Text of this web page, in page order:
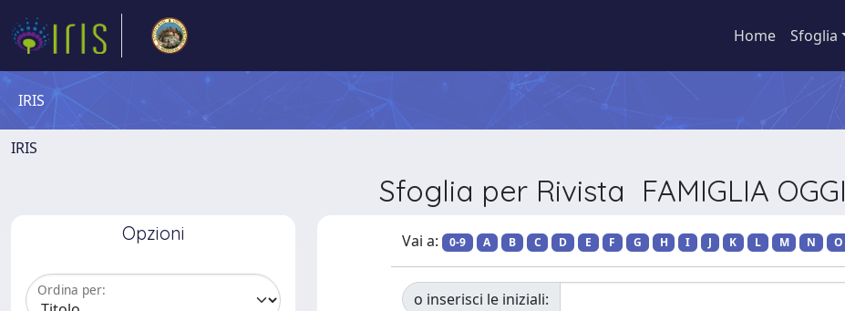
Home Sfoglia
IRIS
IRIS
Sfoglia per Rivista FAMIGLIA OGGI
Opzioni
Ordina per:
Vai a: 0-9 A B C D E F G H I J K L M N O
o inserisci le iniziali: